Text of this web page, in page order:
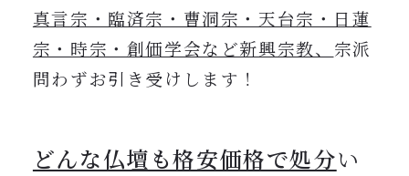
真言宗・臨済宗・曹洞宗・天台宗・日蓮
宗・時宗・創価学会など新興宗教、 宗派
問わずお引き受けします！
どんな仏壇も格安価格で処分い